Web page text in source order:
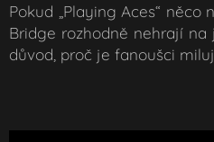
Pokud „Playing Aces“ něco
Bridge rozhodně nehrají
důvod, proč je fanoušci